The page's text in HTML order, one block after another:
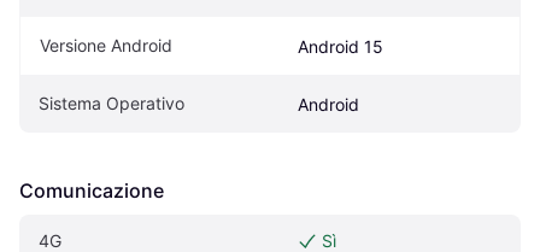
Versione Android Android 15
Sistema Operativo Android
Comunicazione
4G Sì